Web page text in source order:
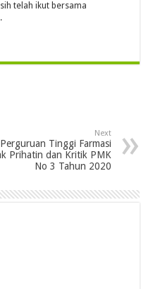
telah ikut bersama
Next
Perguruan Tinggi Farmasi
Prihatin dan Kritik PMK
No 3 Tahun 2020